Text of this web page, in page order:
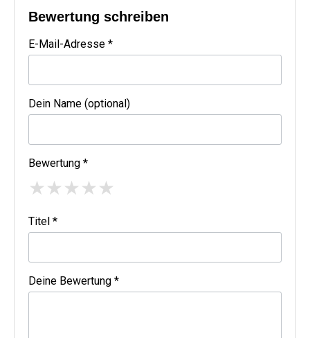
Bewertung schreiben
E-Mail-Adresse *
Dein Name (optional)
Bewertung *
★★★★★
Titel *
Deine Bewertung *